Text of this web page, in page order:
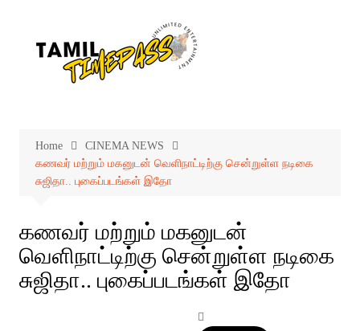
Home
CINEMA NEWS
கணவர் மற்றும் மகனுடன் வெளிநாட்டிற்கு சென்றுள்ள நடிகை
சுஜிதா.. புகைப்படங்கள் இதோ
கணவர் மற்றும் மகனுடன்
வெளிநாட்டிற்கு சென்றுள்ள நடிகை
சுஜிதா.. புகைப்படங்கள் இதோ